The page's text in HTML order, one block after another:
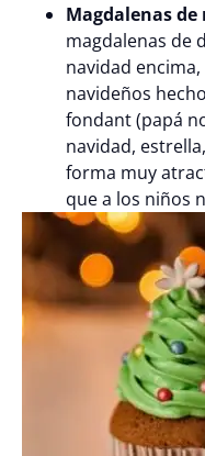
Magdalenas de
magdalenas de
navidad
navideños
fondant (papá
navidad,
forma muy
que a los niños